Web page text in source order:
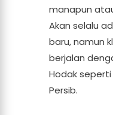
manapun
Akan selalu
baru, namun
berjalan
Hodak
Persib.